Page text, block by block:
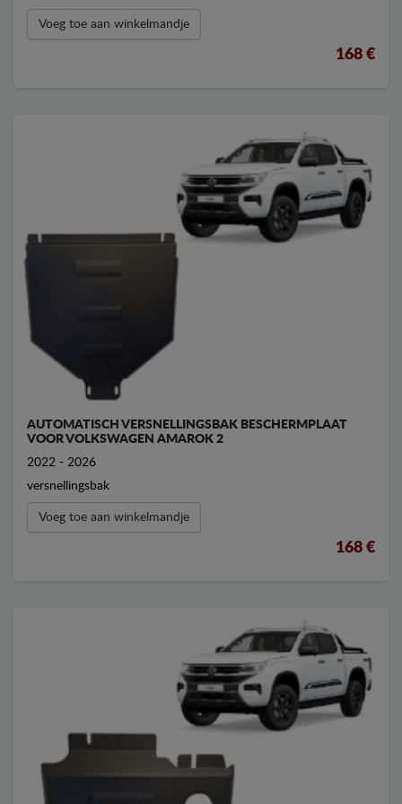
Voeg toe aan winkelmandje
168 €
AUTOMATISCH VERSNELLINGSBAK BESCHERMPLAAT
VOOR VOLKSWAGEN AMAROK 2
2022 - 2026
versnellingsbak
Voeg toe aan winkelmandje
168 €